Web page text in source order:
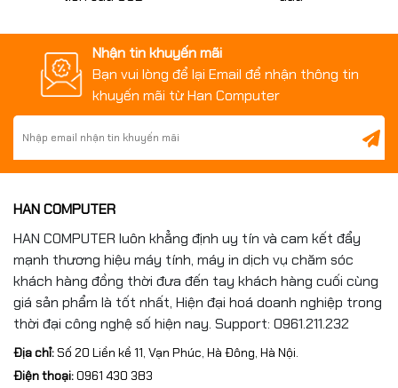
🔌 Kết Nối Đa Dạng
LG UltraGear 27GS60QC-B được trang bị:
HDMI
DisplayPort
Đi kèm đầy đủ cáp nguồn và HDMI giúp sử dụng ngay
sau khi mở hộp.
📊 Thông Số Kỹ Thuật
LG UltraGear
Nhận tin khuyến mãi
Bạn vui lòng để lại Email để nhận thông tin
khuyến mãi từ Han Computer
HAN COMPUTER
HAN COMPUTER luôn khẳng định uy tín và cam kết đẩy
mạnh thương hiệu máy tính, máy in dịch vụ chăm sóc
khách hàng đồng thời đưa đến tay khách hàng cuối cùng
giá sản phẩm là tốt nhất, Hiện đại hoá doanh nghiệp trong
thời đại công nghệ số hiện nay. Support: 0961.211.232
Địa chỉ:Số 20 Liền kề 11, Vạn Phúc, Hà Đông, Hà Nội.
Điện thoại:0961 430 383